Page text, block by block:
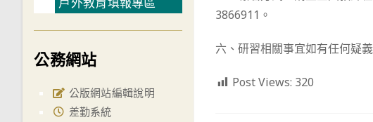
3866911。
六、研習相關事宜如有任何疑
Post Views: 320
公務網站
公版網站編輯說明
差勤系統